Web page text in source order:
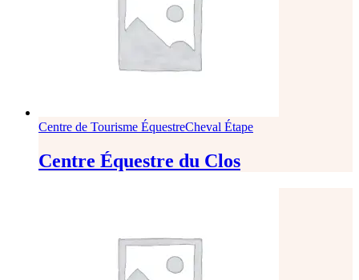
Centre de Tourisme ÉquestreCheval Étape
Centre Équestre du Clos